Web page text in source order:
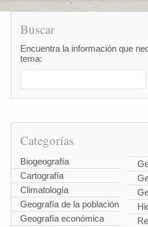
Buscar
Encuentra la información que
tema:
Categorías
Biogeografía
Cartografía
Climatología
Geografía de la población
Geografía económica